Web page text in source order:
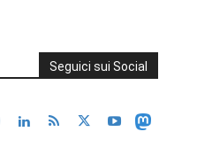
Seguici sui Social